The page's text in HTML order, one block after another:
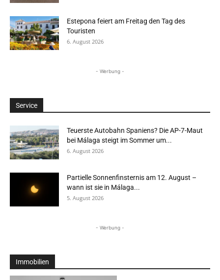
Estepona feiert am Freitag den Tag des
Touristen
6. August 2026
- Werbung -
Service
Teuerste Autobahn Spaniens? Die AP-7-Maut
bei Málaga steigt im Sommer um...
6. August 2026
Partielle Sonnenfinsternis am 12. August –
wann ist sie in Málaga...
5. August 2026
- Werbung -
Immobilien